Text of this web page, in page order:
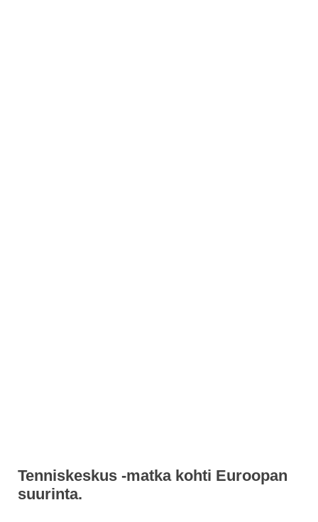
Tenniskeskus -matka kohti Euroopan
suurinta.